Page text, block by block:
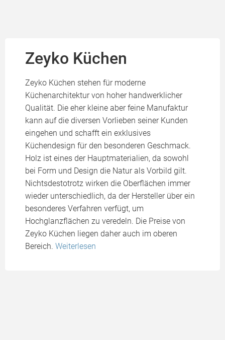
Zeyko Küchen
Zeyko Küchen stehen für moderne
Küchenarchitektur von hoher handwerklicher
Qualität. Die eher kleine aber feine Manufaktur
kann auf die diversen Vorlieben seiner Kunden
eingehen und schafft ein exklusives
Küchendesign für den besonderen Geschmack.
Holz ist eines der Hauptmaterialien, da sowohl
bei Form und Design die Natur als Vorbild gilt.
Nichtsdestotrotz wirken die Oberflächen immer
wieder unterschiedlich, da der Hersteller über ein
besonderes Verfahren verfügt, um
Hochglanzflächen zu veredeln. Die Preise von
Zeyko Küchen liegen daher auch im oberen
Bereich. Weiterlesen